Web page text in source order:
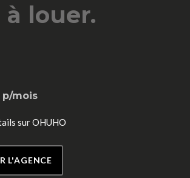
louer.
p/mois
sur OHUHO
L'AGENCE